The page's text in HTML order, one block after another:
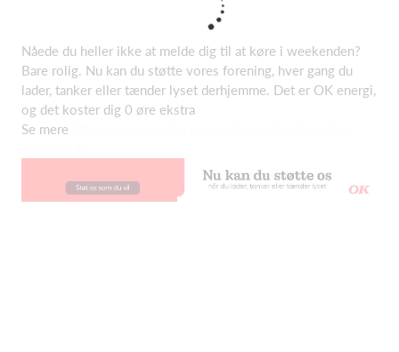
Nåede du heller ikke at melde dig til at køre i weekenden?
Bare rolig. Nu kan du støtte vores forening, hver gang du
lader, tanker eller tænder lyset derhjemme. Det er OK energi,
og det koster dig 0 øre ekstra
Se mere